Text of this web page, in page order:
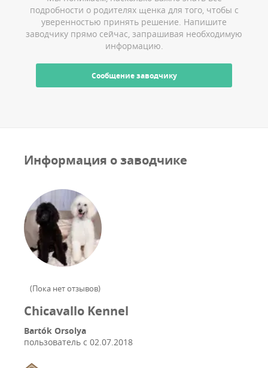
подробности о родителях щенка для того, чтобы с
уверенностью принять решение. Напишите
заводчику прямо сейчас, запрашивая необходимую
информацию.
Cообщение заводчику
Информация о заводчике
(Пока нет отзывов)
Chicavallo Kennel
Bartók Orsolya
пользователь с 02.07.2018